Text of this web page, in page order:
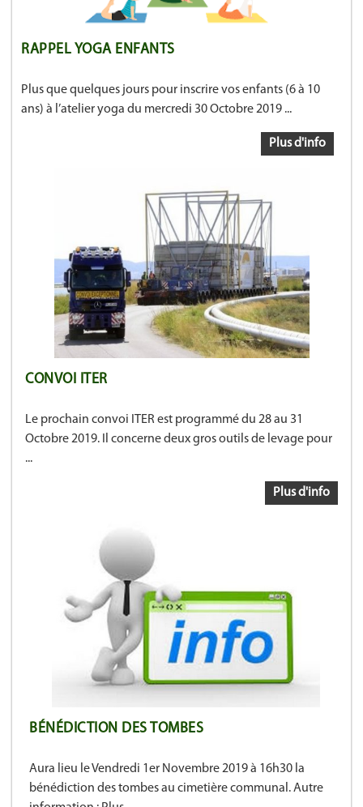
RAPPEL YOGA ENFANTS
Plus que quelques jours pour inscrire vos enfants (6 à 10
ans) à l’atelier yoga du mercredi 30 Octobre 2019 ...
Plus d'info
CONVOI ITER
Le prochain convoi ITER est programmé du 28 au 31
Octobre 2019. Il concerne deux gros outils de levage pour
...
Plus d'info
BÉNÉDICTION DES TOMBES
Aura lieu le Vendredi 1er Novembre 2019 à 16h30 la
bénédiction des tombes au cimetière communal. Autre